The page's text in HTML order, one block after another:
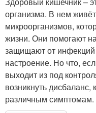
организма. В нем
микроорганизмов,
жизни. Они помогают
защищают от
настроение. Но что,
выходит из под
возникнуть
различным симптомам.